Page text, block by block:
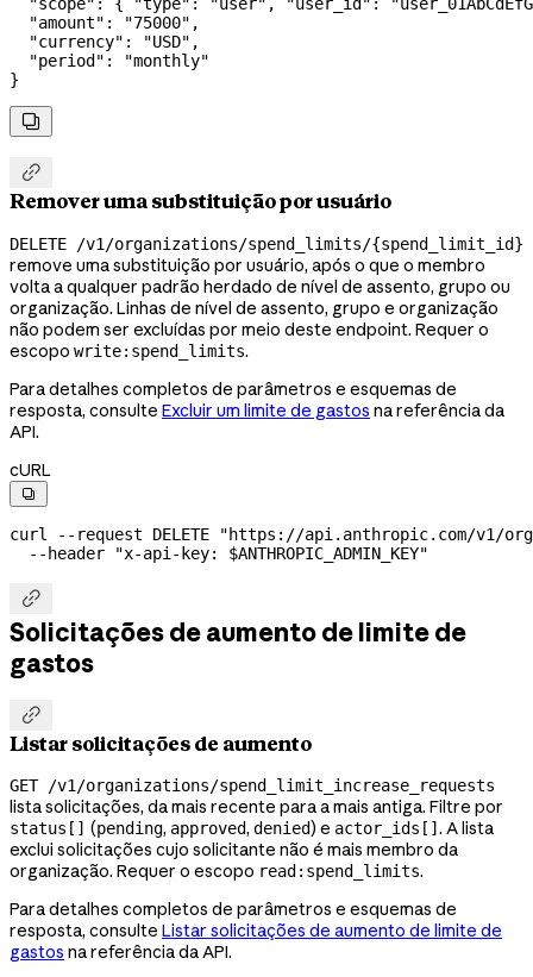
  "amount"
: "75000" ,
  "currency"
: "USD" ,
  "period"
:
"monthly"
}


Remover uma substituição por usuário
DELETE /v1/organizations/spend_limits/{spend_limit_id}
remove uma substituição por usuário, após o que o membro
volta a qualquer padrão herdado de nível de assento, grupo ou
organização. Linhas de nível de assento, grupo e organização
não podem ser excluídas por meio deste endpoint. Requer o
escopo write:spend_limits.
Para detalhes completos de parâmetros e esquemas de
resposta, consulte Excluir um limite de gastos na referência da
API.
cURL

curl --request DELETE "https://api.anthropic.com/v1/
  --header
"x-api-key: $ANTHROPIC_ADMIN_KEY"

Solicitações de aumento de limite de
gastos

Listar solicitações de aumento
GET /v1/organizations/spend_limit_increase_requests
lista solicitações, da mais recente para a mais antiga. Filtre por
status[] (pending, approved, denied) e actor_ids[] . A lista
exclui solicitações cujo solicitante não é mais membro da
organização. Requer o escopo read:spend_limits.
Para detalhes completos de parâmetros e esquemas de
resposta, consulte Listar solicitações de aumento de limite de
gastos na referência da API.